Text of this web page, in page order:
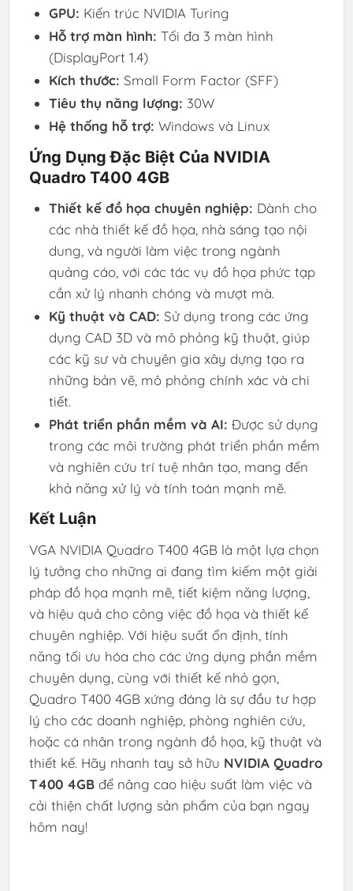
GPU: Kiến trúc NVIDIA Turing
Hỗ trợ màn hình: Tối đa 3 màn hình
(DisplayPort 1.4)
Kích thước: Small Form Factor (SFF)
Tiêu thụ năng lượng: 30W
Hệ thống hỗ trợ: Windows và Linux
Ứng Dụng Đặc Biệt Của NVIDIA
Quadro T400 4GB
Thiết kế đồ họa chuyên nghiệp: Dành cho
các nhà thiết kế đồ họa, nhà sáng tạo nội
dung, và người làm việc trong ngành
quảng cáo, với các tác vụ đồ họa phức tạp
cần xử lý nhanh chóng và mượt mà.
Kỹ thuật và CAD: Sử dụng trong các ứng
dụng CAD 3D và mô phỏng kỹ thuật, giúp
các kỹ sư và chuyên gia xây dựng tạo ra
những bản vẽ, mô phỏng chính xác và chi
tiết.
Phát triển phần mềm và AI: Được sử dụng
trong các môi trường phát triển phần mềm
và nghiên cứu trí tuệ nhân tạo, mang đến
khả năng xử lý và tính toán mạnh mẽ.
Kết Luận
VGA NVIDIA Quadro T400 4GB là một lựa chọn
lý tưởng cho những ai đang tìm kiếm một giải
pháp đồ họa mạnh mẽ, tiết kiệm năng lượng,
và hiệu quả cho công việc đồ họa và thiết kế
chuyên nghiệp. Với hiệu suất ổn định, tính
năng tối ưu hóa cho các ứng dụng phần mềm
chuyên dụng, cùng với thiết kế nhỏ gọn,
Quadro T400 4GB xứng đáng là sự đầu tư hợp
lý cho các doanh nghiệp, phòng nghiên cứu,
hoặc cá nhân trong ngành đồ họa, kỹ thuật và
thiết kế. Hãy nhanh tay sở hữu NVIDIA Quadro
T400 4GBđể nâng cao hiệu suất làm việc và
cải thiện chất lượng sản phẩm của bạn ngay
hôm nay!